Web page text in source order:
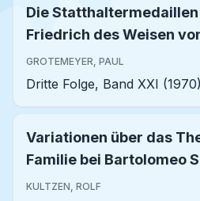
Die
Friedrich des Weisen
GROTEMEYER, PAUL
Dritte Folge, Band XXI
Variationen über das
Familie bei Bartolomeo
KULTZEN, ROLF